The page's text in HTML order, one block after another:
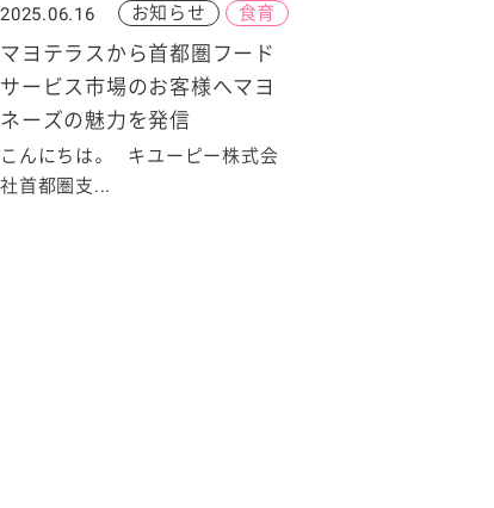
お知らせ 食育
2025.06.16
マヨテラスから首都圏フード
サービス市場のお客様へマヨ
ネーズの魅力を発信
こんにちは。 キユーピー株式会
社首都圏支...